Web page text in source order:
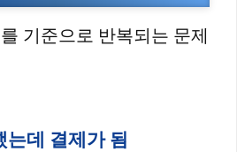
기준으로 반복되는 문제
는데 결제가 됨